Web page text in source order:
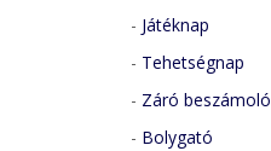
- Játéknap
- Tehetségnap
- Záró beszámoló
- Bolygató